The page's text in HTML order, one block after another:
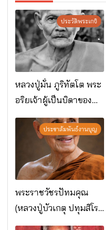
ประวัติพระเกจิ
หลวงปู่มั่น ภูริทัตโต พระ
อริยเจ้าผู้เป็นบิดาของ
พระกรรมฐาน
ประชาสัมพันธ์งานบุญ
พระราชวัชรปัทมคุณ
(หลวงปู่บัวเกตุ ปทุมสิโร)
มรณภาพแล้ว วัดป่า